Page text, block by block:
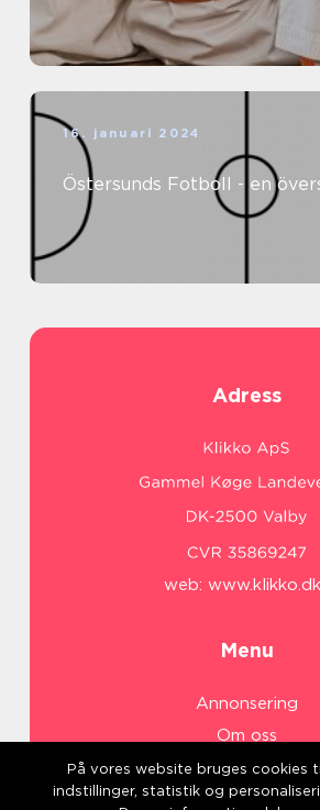
16. januari 2024
Östersunds Fotboll - en
Adress
web:
Menu
Annonsering
Om oss
Cookies
Kontakta oss
På vores website bruges cookies
indstillinger, statistik og